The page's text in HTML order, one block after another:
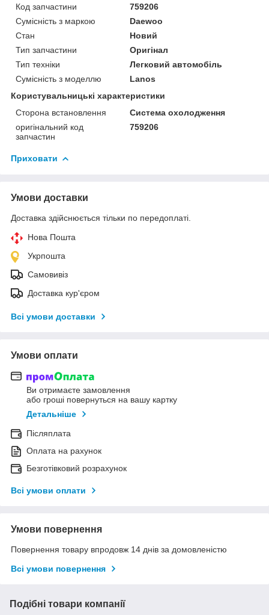
Код запчастини
759206
Сумісність з маркою
Daewoo
Стан
Новий
Тип запчастини
Оригінал
Тип техніки
Легковий автомобіль
Сумісність з моделлю
Lanos
Користувальницькі характеристики
Сторона встановлення
Система охолодження
оригінальний код
запчастин
759206
Приховати
Умови доставки
Доставка здійснюється тільки по передоплаті.
Нова Пошта
Укрпошта
Самовивіз
Доставка кур'єром
Всі умови доставки
Умови оплати
Ви отримаєте замовлення
або гроші повернуться на вашу картку
Детальніше
Післяплата
Оплата на рахунок
Безготівковий розрахунок
Всі умови оплати
Умови повернення
Повернення товару впродовж 14 днів за домовленістю
Всі умови повернення
Подібні товари компанії